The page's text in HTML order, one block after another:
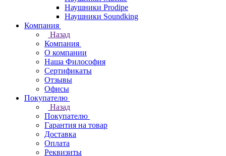
Наушники Prodipe
Наушники Soundking
Компания
Назад
Компания
О компании
Наша Философия
Сертификаты
Отзывы
Офисы
Покупателю
Назад
Покупателю
Гарантия на товар
Доставка
Оплата
Реквизиты